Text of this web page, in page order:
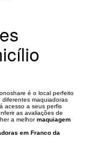
é o local perfeito
maquiadoras
acesso a seus perfis
as avaliações de
a melhormaquiagem
em Franco da